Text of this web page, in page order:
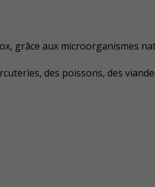
grâce aux microorganismes
des poissons, des